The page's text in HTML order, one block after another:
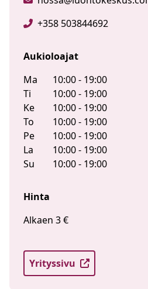
+358 503844692
Aukioloajat
Ma
10:00 - 19:00
Ti
10:00 - 19:00
Ke
10:00 - 19:00
To
10:00 - 19:00
Pe
10:00 - 19:00
La
10:00 - 19:00
Su
10:00 - 19:00
Hinta
Alkaen 3 €
Yrityssivu